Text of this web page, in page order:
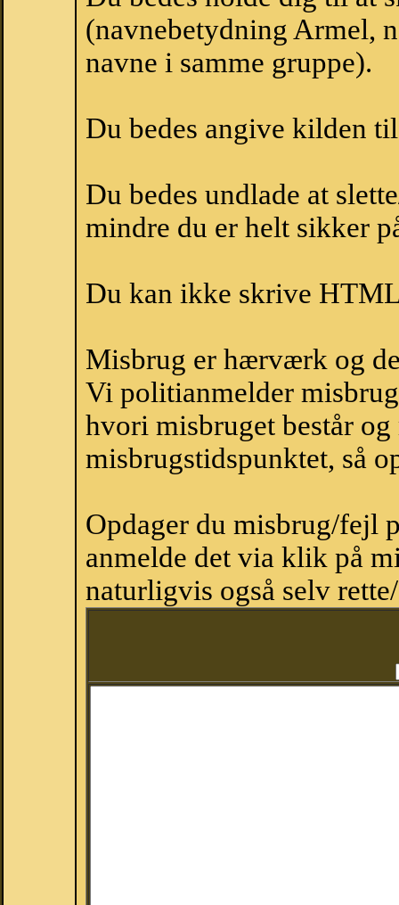
(navnebetydning Armel,
navne i samme gruppe).
Du bedes angive kilden
Du bedes undlade at
mindre du er helt sikker
Du kan ikke skrive
Misbrug er hærværk og
Vi politianmelder
hvori misbruget består
misbrugstidspunktet, så
Opdager du misbrug/fejl
anmelde det via klik på
naturligvis også selv